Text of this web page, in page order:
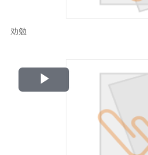
劝勉
Play
Video